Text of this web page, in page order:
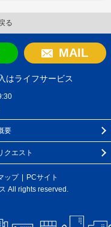
る
MAIL
はライフサービス
要
クエスト
ップ
PCサイト
All rights reserved.